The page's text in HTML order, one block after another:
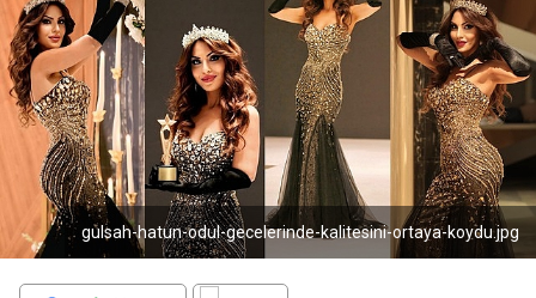
gulsah-hatun-odul-gecelerinde-kalitesini-ortaya-koydu.jpg